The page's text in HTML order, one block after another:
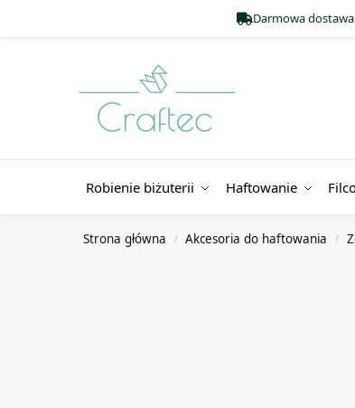
Darmowa dostawa
Robienie biżuterii Haftowanie
Strona główna / Akcesoria do haftowania /